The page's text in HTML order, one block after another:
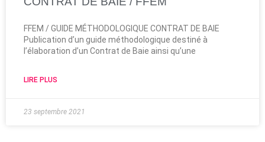
FFEM / GUIDE MÉTHODOLOGIQUE CONTRAT DE BAIE
Publication d’un guide méthodologique destiné à
l’élaboration d’un Contrat de Baie ainsi qu’une
LIRE PLUS
23 septembre 2021